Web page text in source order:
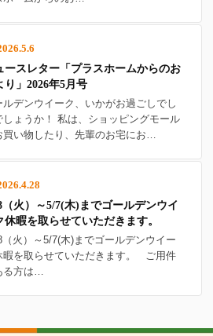
ースレター「プラスホームからのお
り」2026年5月号
ルデンウイーク、いかがお過ごしでし
しょうか！ 私は、ショッピングモール
買い物したり、先輩のお宅にお…
（火）～5/7(木)までゴールデンウイ
休暇を取らせていただきます。
（火）～5/7(木)までゴールデンウイー
暇を取らせていただきます。 ご用件
る方は…